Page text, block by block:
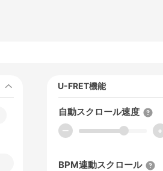
U-FRET機能
自動スクロール速度
ー +
BPM連動スクロール